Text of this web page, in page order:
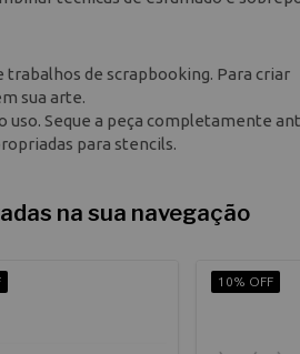
trabalhos de scrapbooking. Para criar
sua arte.
uso. Seque a peça completamente
para stencils.
na sua navegação
10% OFF